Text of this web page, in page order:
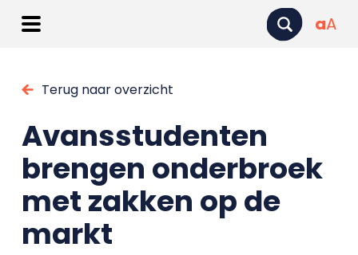
aA
Terug naar overzicht
Avansstudenten
brengen onderbroek
met zakken op de
markt